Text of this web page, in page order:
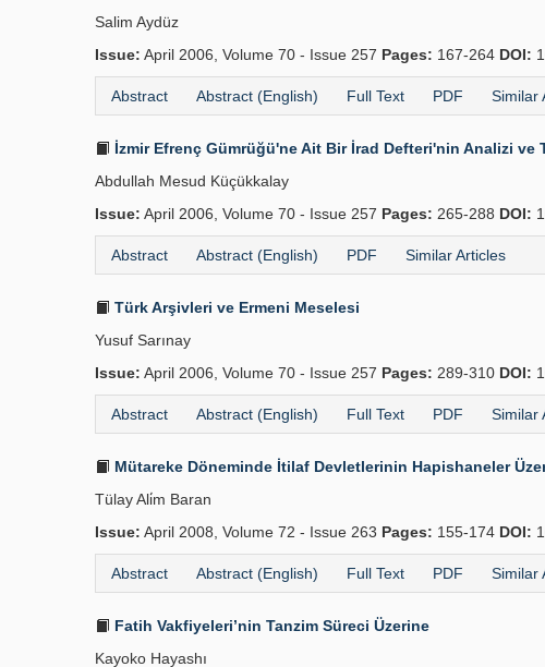
Salim Aydüz
Issue: April 2006, Volume 70 - Issue 257 Pages: 167-264 DOI:
Abstract Abstract (English) Full Text PDF Similar
İzmir Efrenç Gümrüğü'ne Ait Bir İrad Defteri'nin Analizi ve
Abdullah Mesud Küçükkalay
Issue: April 2006, Volume 70 - Issue 257 Pages: 265-288 DOI:
Abstract Abstract (English) PDF Similar Articles
Türk Arşivleri ve Ermeni Meselesi
Yusuf Sarınay
Issue: April 2006, Volume 70 - Issue 257 Pages: 289-310 DOI:
Abstract Abstract (English) Full Text PDF Similar
Mütareke Döneminde İtilaf Devletlerinin Hapishaneler
Tülay Ali̇m Baran
Issue: April 2008, Volume 72 - Issue 263 Pages: 155-174 DOI:
Abstract Abstract (English) Full Text PDF Similar
Fatih Vakfiyeleri’nin Tanzim Süreci Üzerine
Kayoko Hayashı